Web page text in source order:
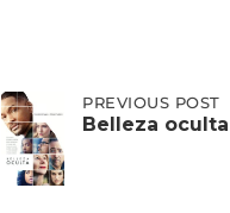
PostPREVIOUS
POST:
PREVIOUS POST
Belleza oculta